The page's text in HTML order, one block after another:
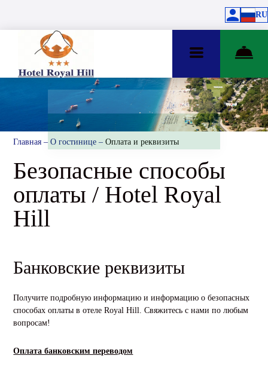
RU
Главная–О гостинице–Оплата и реквизиты
Безопасные способы
оплаты / Hotel Royal
Hill
Банковские реквизиты
Получите подробную информацию и информацию о безопасных
способах оплаты в отеле Royal Hill. Свяжитесь с нами по любым
вопросам!
Оплата банковским переводом